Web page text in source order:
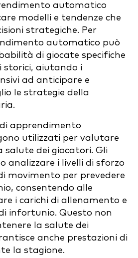
automatico
modelli e tendenze che
strategiche. Per
automatico può
di giocate specifiche
storici, aiutando i
ad anticipare e
le strategie della
apprendimento
utilizzati per valutare
salute dei giocatori. Gli
analizzare i livelli di sforzo
movimento per prevedere
consentendo alle
i carichi di allenamento e
infortunio. Questo non
la salute dei
anche prestazioni di
la stagione.